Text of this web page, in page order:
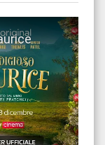
Maurice